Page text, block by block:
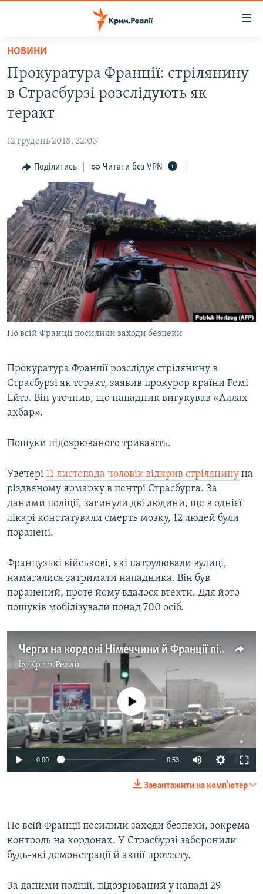
Перейти
основного
матеріалу
Перейти
до
основної
навігації
Перейти
пошуку
ВОДА.КРИМ
ВІДЕО ТА ФОТО
БЛОГИ
ПОГЛЯД
ІНТЕРВ'Ю
ВСЕ ЗА ДЕНЬ
СПЕЦПРОЕКТИ
ДЕПОРТАЦІЯ
ВІДЕОУРОКИ «ELIFBE»
СВІДЧЕННЯ ОКУПАЦІЇ
УКРАЇНСЬКА ПРОБЛЕМА КРИМУ
ІНФОГРАФІКА
ЯК ОБІЙТИ БЛОКУВАННЯ
Русский
Qırımtatar
ДОЛУЧАЙСЯ!
Усі сайти RFE/RL
НОВИНИ
Прокуратура Франції: стрілянину
в Страсбурзі розслідують як
теракт
12 грудень 2018, 22:03
Поділитись Читати без VPN
По всій Франції посилили заходи безпеки
Прокуратура Франції розслідує стрілянину в
Страсбурзі як теракт, заявив прокурор країни Ремі
Ейтз. Він уточнив, що нападник вигукував «Аллах
акбар».
Пошуки підозрюваного тривають.
Увечері 11 листопада чоловік відкрив стрілянину на
різдвяному ярмарку в центрі Страсбурга. За
даними поліції, загинули дві людини, ще в однієї
лікарі констатували смерть мозку, 12 людей були
поранені.
Французькі військові, які патрулювали вулиці,
намагалися затримати нападника. Він був
поранений, проте йому вдалося втекти. Для його
пошуків мобілізували понад 700 осіб.
Черги на кордоні Німеччини й Франції після стрілянини в Страсбурзі – відео Радіо Свобода
byКрим.Реалії
No media source currently available
0:00 0:53
Завантажити на комп'ютер
По всій Франції посилили заходи безпеки, зокрема
контроль на кордонах. У Страсбурзі заборонили
будь-які демонстрації й акції протесту.
​За даними поліції, підозрюваний у нападі 29-